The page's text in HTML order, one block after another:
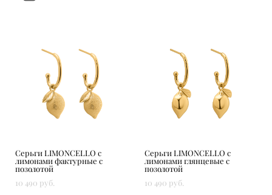
Серьги LIMONCELLO с
лимонами фактурные с
позолотой
10 490 pуб.
Серьги LIMONCELLO с
лимонами глянцевые с
позолотой
10 490 pуб.